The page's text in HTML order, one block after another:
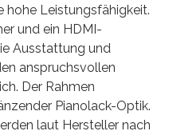
hohe Leistungsfähigkeit.
und ein HDMI-
Ausstattung und
anspruchsvollen
Der Rahmen
Pianolack-Optik.
laut Hersteller nach